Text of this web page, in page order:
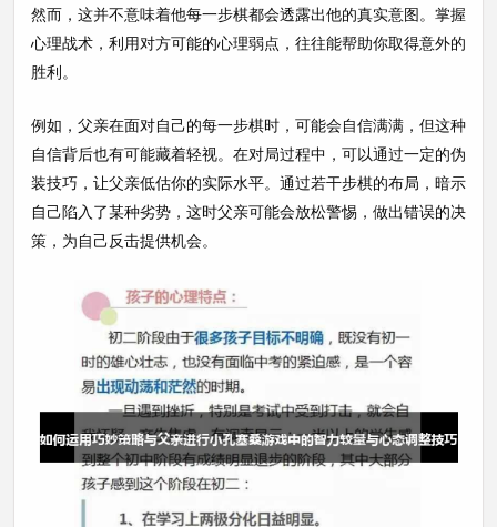
然而，这并不意味着他每一步棋都会透露出他的真实意图。掌握
心理战术，利用对方可能的心理弱点，往往能帮助你取得意外的
胜利。
例如，父亲在面对自己的每一步棋时，可能会自信满满，但这种
自信背后也有可能藏着轻视。在对局过程中，可以通过一定的伪
装技巧，让父亲低估你的实际水平。通过若干步棋的布局，暗示
自己陷入了某种劣势，这时父亲可能会放松警惕，做出错误的决
策，为自己反击提供机会。